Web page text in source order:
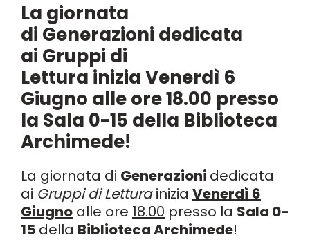
La giornata
di Generazioni dedicata
ai Gruppi di
Lettura inizia Venerdì 6
Giugno alle ore 18.00 presso
la Sala 0-15 della Biblioteca
Archimede!
La giornata di Generazioni dedicata
ai Gruppi di Letturainizia Venerdì 6
Giugno alle ore 18.00 presso la Sala 0-
15 della Biblioteca Archimede!